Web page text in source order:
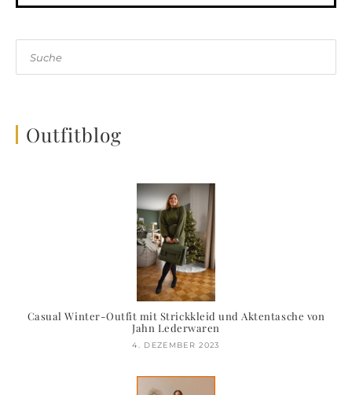
Outfitblog
Casual Winter-Outfit mit Strickkleid und Aktentasche von
Jahn Lederwaren
4. DEZEMBER 2023